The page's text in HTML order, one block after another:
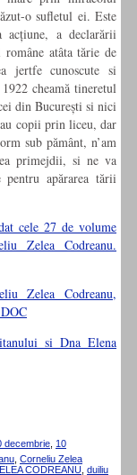
o sufletul ei. Este
a declarării
atâta tărie de
jertfe cunoscute si
cheamă tineretul
din București si nici
copii prin liceu, dar
sub pământ, n’am
primejdii, si ne va
apărarea tării
cele 27 de volume
Zelea Codreanu.
Zelea Codreanu,
decembrie 10
Corneliu Zelea
CODREANU duiliu